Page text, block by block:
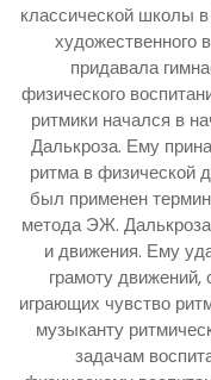
классической школы
художественного
придавала
физического
ритмики начался в
Далькроза. Ему
ритма в физической
был применен
метода ЭЖ.
и движения. Ему
грамоту
играющих чувство
музыканту
задачам